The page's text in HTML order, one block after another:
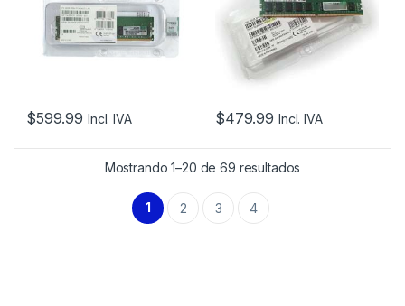
$599.99 Incl. IVA $479.99 Incl. IVA
Mostrando 1–20 de 69 resultados
1 2 3 4